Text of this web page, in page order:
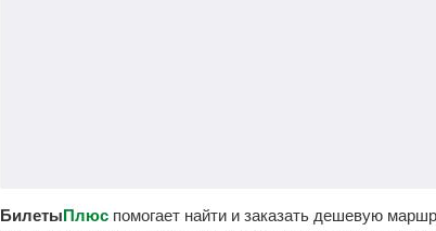
БилетыПлюс помогает найти и заказать дешевую